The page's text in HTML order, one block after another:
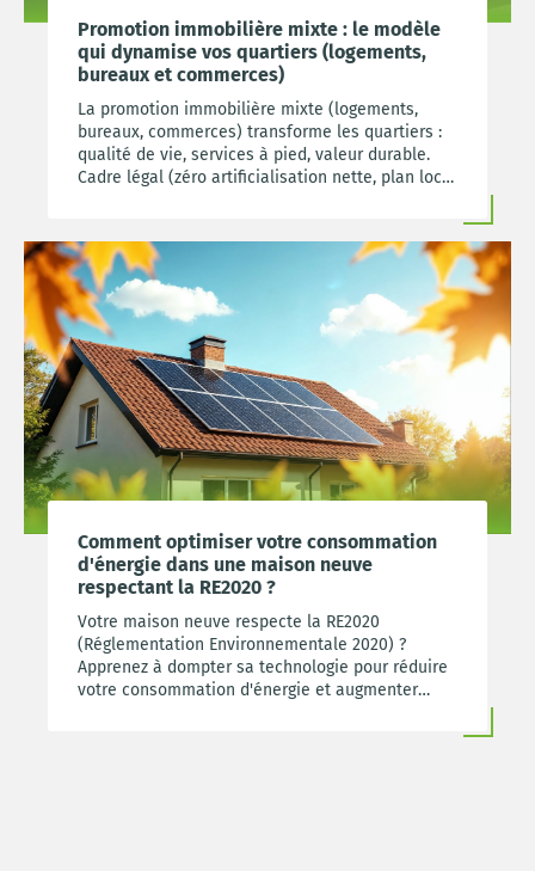
Promotion immobilière mixte : le modèle
qui dynamise vos quartiers (logements,
bureaux et commerces)
La promotion immobilière mixte (logements,
bureaux, commerces) transforme les quartiers :
qualité de vie, services à pied, valeur durable.
Cadre légal (zéro artificialisation nette, plan local
Comment optimiser votre consommation
d'énergie dans une maison neuve
respectant la RE2020 ?
Votre maison neuve respecte la RE2020
(Réglementation Environnementale 2020) ?
Apprenez à dompter sa technologie pour réduire
votre consommation d'énergie et augmenter